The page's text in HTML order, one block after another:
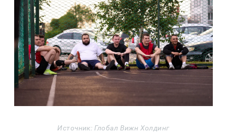
Источник: Глобал Вижн Холдинг